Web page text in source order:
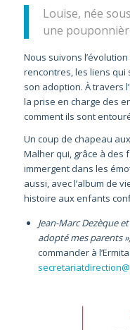
Louise, née
une
Nous suivons
rencontres, les liens qui
son adoption. À travers
la prise en charge des
comment ils sont
Un coup de chapeau
Malher qui, grâce à des
immergent dans les
aussi, avec l’album de
histoire aux enfants
Jean-Marc Dezèque
adopté mes parents
commander à